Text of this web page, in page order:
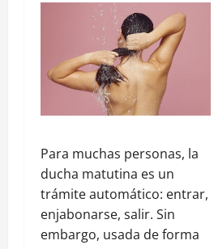
Para muchas personas, la
ducha matutina es un
trámite automático: entrar,
enjabonarse, salir. Sin
embargo, usada de forma